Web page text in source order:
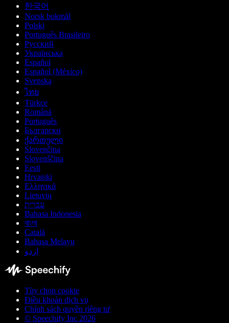
한국어
Norsk bokmål
Polski
Português Brasileiro
Русский
Українська
Español
Español (México)
Svenska
ไทย
Türkçe
Română
Português
Български
ქართული
Slovenčina
Slovenščina
Eesti
Hrvatski
Ελληνικά
Lietuvių
עברית
Bahasa Indonesia
বাংলা
Català
Bahasa Melayu
اردو
Tùy chọn cookie
Điều khoản dịch vụ
Chính sách quyền riêng tư
© Speechify Inc 2026